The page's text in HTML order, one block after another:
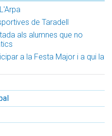
de Taradell
als alumnes que no
a la Festa Major i a qui la